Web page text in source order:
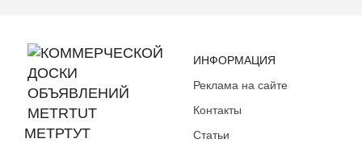
Ивановская область
Ингушетия
Иркутская область
Кабардино-Балкария
Калининградская область
МЕТРТУТ
ИНФОРМАЦИЯ
Реклама на сайте
Контакты
Статьи